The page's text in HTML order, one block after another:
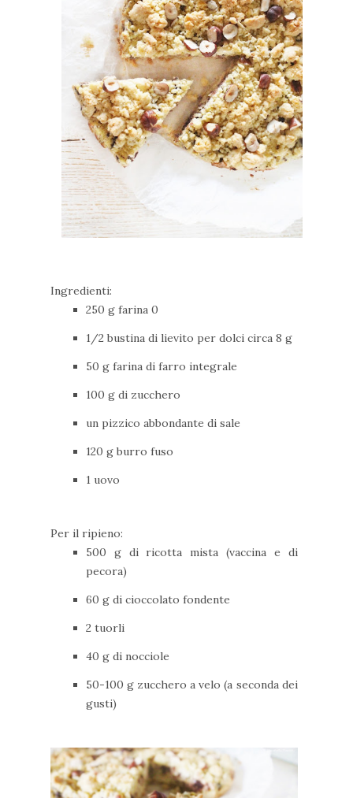
Ingredienti:
250 g farina 0
1/2 bustina di lievito per dolci circa 8 g
50 g farina di farro integrale
100 g di zucchero
un pizzico abbondante di sale
120 g burro fuso
1 uovo
Per il ripieno:
500 g di ricotta mista (vaccina e di
pecora)
60 g di cioccolato fondente
2 tuorli
40 g di nocciole
50-100 g zucchero a velo (a seconda dei
gusti)